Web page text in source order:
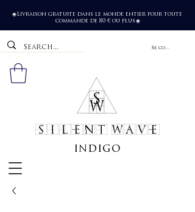
🌐 Livraison gratuite dans le monde entier pour toute
commande de 80 € ou plus 🌐
Se connecter
SILENT WAVE
indigo